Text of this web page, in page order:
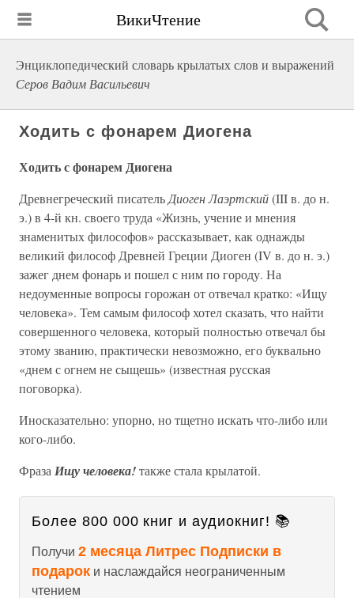
ВикиЧтение
Энциклопедический словарь крылатых слов и выражений
Серов Вадим Васильевич
Ходить с фонарем Диогена
Ходить с фонарем Диогена
Древнегреческий писатель Диоген Лаэртский(III в. до н.
э.) в 4-й кн. своего труда «Жизнь, учение и мнения
знаменитых философов» рассказывает, как однажды
великий философ Древней Греции Диоген (IV в. до н. э.)
зажег днем фонарь и пошел с ним по городу. На
недоуменные вопросы горожан от отвечал кратко: «Ищу
человека». Тем самым философ хотел сказать, что найти
совершенного человека, который полностью отвечал бы
этому званию, практически невозможно, его буквально
«днем с огнем не сыщешь» (известная русская
поговорка).
Иносказательно: упорно, но тщетно искать что-либо или
кого-либо.
Фраза Ищу человека!также стала крылатой.
Более 800 000 книг и аудиокниг! 📚
Получи 2 месяца Литрес Подписки в
подарок и наслаждайся неограниченным
чтением